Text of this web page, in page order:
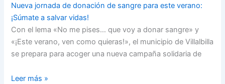
Nueva jornada de donación de sangre para este verano:
¡Súmate a salvar vidas!
Con el lema «No me pises… que voy a donar sangre» y
«¡Este verano, ven como quieras!», el municipio de Villalbilla
se prepara para acoger una nueva campaña solidaria de
Leer más »